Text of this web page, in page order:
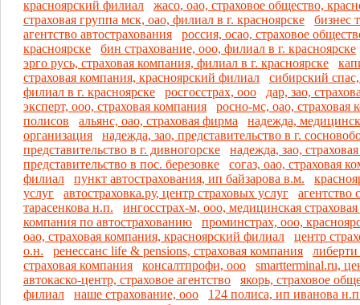
красноярский филиал
жасо, оао, страховое общество,
страховая группа мск, оао, филиал в г. красноярске
бизнес
агентство автострахования
россия, осао, страховое
красноярске
бин страхование, ооо, филиал в г. красноярске
эрго русь, страховая компания, филиал в г. красноярске
страховая компания, красноярский филиал
сибирский
филиал в г. красноярске
росгосстрах, ооо
дар, зао,
эксперт, ооо, страховая компания
росно-мс, оао, страховая
полисов
альянс, оао, страховая фирма
надежда,
организация
надежда, зао, представительство в г.
представительство в г. дивногорске
надежда, зао,
представительство в пос. березовке
согаз, оао, страховая
филиал
пункт автострахования, ип байзарова в.м.
услуг
автостраховка.ру, центр страховых услуг
агентство
тарасенкова н.п.
ингосстрах-м, ооо, медицинская
компания по автострахованию
проминстрах, ооо,
оао, страховая компания, красноярский филиал
центр
о.н.
ренессанс life & pensions, страховая компания
либерти
страховая компания
консалтпрофи, ооо
smartterminal.ru,
автокаско-центр, страховое агентство
якорь, страховое
филиал
наше страхование, ооо
124 полиса, ип иванова